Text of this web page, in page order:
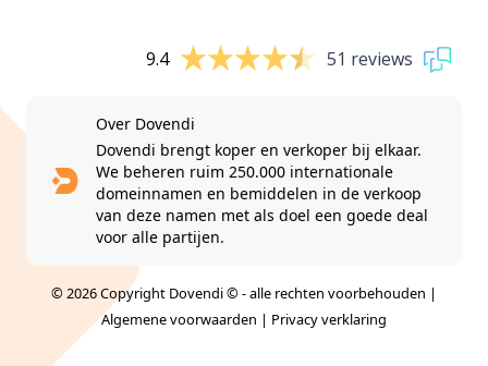
9.4 51 reviews
Over Dovendi
Dovendi brengt koper en verkoper bij elkaar.
We beheren ruim 250.000 internationale
domeinnamen en bemiddelen in de verkoop
van deze namen met als doel een goede deal
voor alle partijen.
© 2026 Copyright Dovendi © - alle rechten voorbehouden |
Algemene voorwaarden | Privacy verklaring